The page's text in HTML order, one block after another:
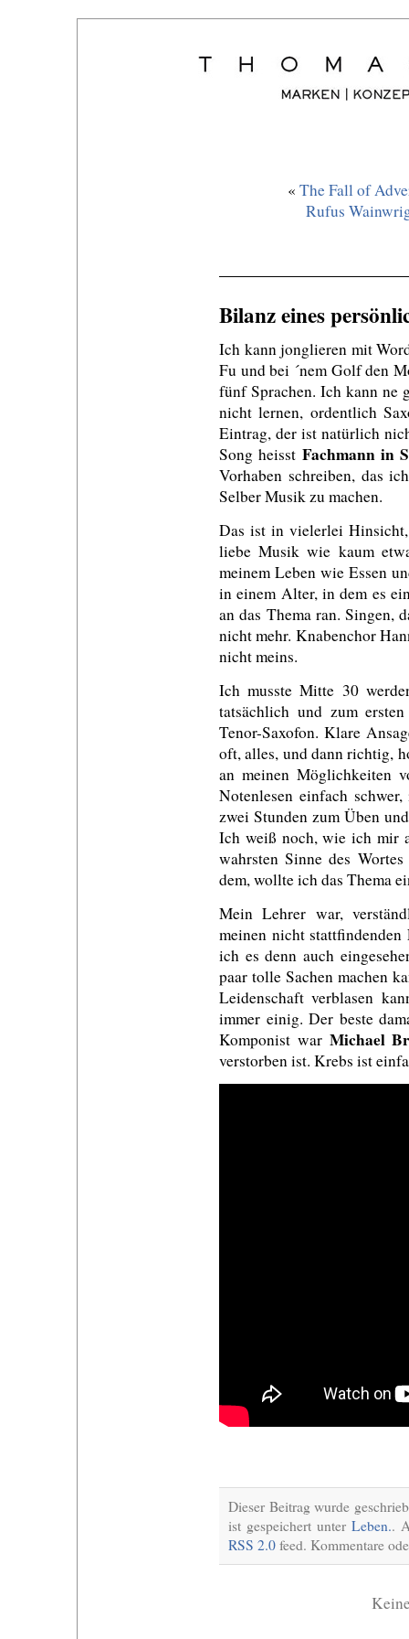
« The Fall of
Rufus
Bilanz eines
Ich kann jonglieren mit
Fu und bei ´nem Golf den
fünf Sprachen. Ich kann ne
nicht lernen, ordentlich
Eintrag, der ist natürlich
Song heisst Fachmann in
Vorhaben schreiben, das
Selber Musik zu machen.
Das ist in vielerlei
liebe Musik wie kaum
meinem Leben wie Essen
in einem Alter, in dem es
an das Thema ran. Singen,
nicht mehr. Knabenchor
nicht meins.
Ich musste Mitte 30
tatsächlich und zum
Tenor-Saxofon. Klare
oft, alles, und dann richtig,
an meinen Möglichkeiten
Notenlesen einfach
zwei Stunden zum Üben
Ich weiß noch, wie ich mir
wahrsten Sinne des
dem, wollte ich das Thema
Mein Lehrer war,
meinen nicht
ich es denn auch
paar tolle Sachen machen
Leidenschaft verblasen
immer einig. Der beste
Komponist war Michael
verstorben ist. Krebs ist
Dieser Beitrag wurde
ist gespeichert unterLeben..
RSS 2.0 feed. Kommentare